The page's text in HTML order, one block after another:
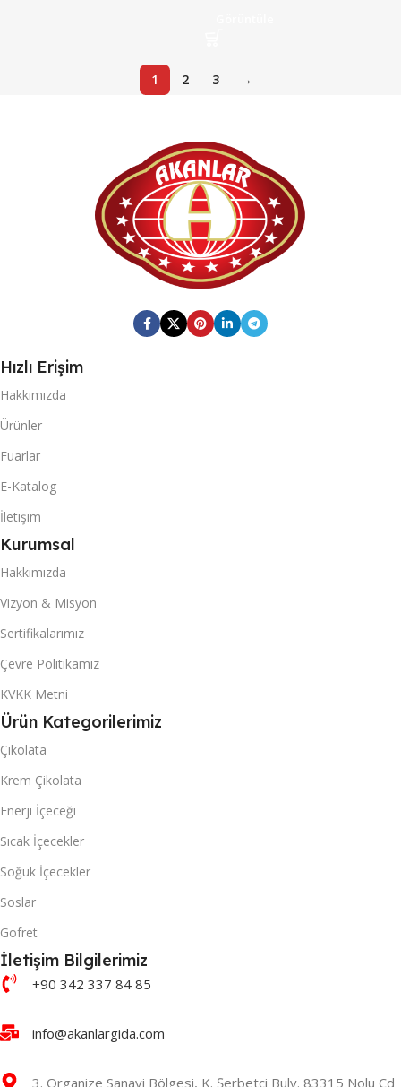
1 2 3 →
Hızlı Erişim
Hakkımızda
Ürünler
Fuarlar
E-Katalog
İletişim
Kurumsal
Hakkımızda
Vizyon & Misyon
Sertifikalarımız
Çevre Politikamız
KVKK Metni
Ürün Kategorilerimiz
Çikolata
Krem Çikolata
Enerji İçeceği
Sıcak İçecekler
Soğuk İçecekler
Soslar
Gofret
İletişim Bilgilerimiz
+90 342 337 84 85
info@akanlargida.com
3. Organize Sanayi Bölgesi, K. Şerbetçi Bulv. 83315 Nolu Cd